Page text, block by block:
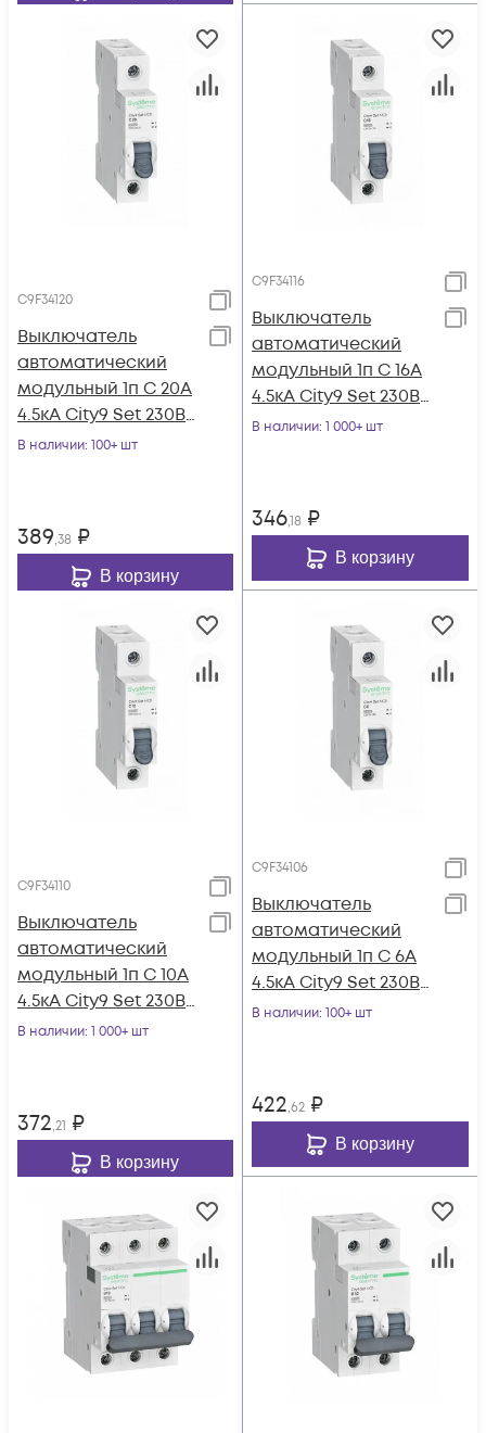
C9F34120
Выключатель
автоматический
модульный 1п C 20А
4.5кА City9 Set 230В
SE C9F34120
В наличии: 100+ шт
389,38 ₽
В корзину
C9F34116
Выключатель
автоматический
модульный 1п C 16А
4.5кА City9 Set 230В
SE C9F34116
В наличии: 1 000+ шт
346,18 ₽
В корзину
C9F34110
Выключатель
автоматический
модульный 1п C 10А
4.5кА City9 Set 230В
SE C9F34110
В наличии: 1 000+ шт
372,21 ₽
В корзину
C9F34106
Выключатель
автоматический
модульный 1п C 6А
4.5кА City9 Set 230В
SE C9F34106
В наличии: 100+ шт
422,62 ₽
В корзину